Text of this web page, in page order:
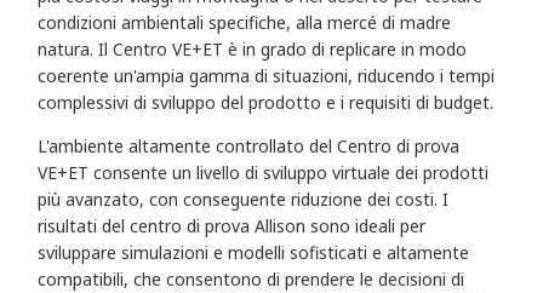
condizioni ambientali specifiche, alla mercé di madre
natura. Il Centro VE+ET è in grado di replicare in modo
coerente un'ampia gamma di situazioni, riducendo i tempi
complessivi di sviluppo del prodotto e i requisiti di budget.
L'ambiente altamente controllato del Centro di prova
VE+ET consente un livello di sviluppo virtuale dei prodotti
più avanzato, con conseguente riduzione dei costi. I
risultati del centro di prova Allison sono ideali per
sviluppare simulazioni e modelli sofisticati e altamente
compatibili, che consentono di prendere le decisioni di